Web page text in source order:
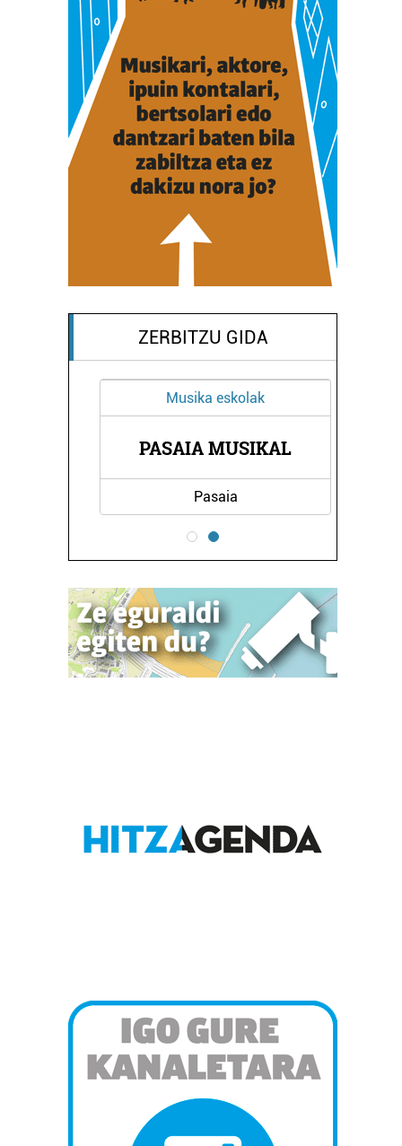
ZERBITZU GIDA
Musika eskolak
PASAIA MUSIKAL
Pasaia